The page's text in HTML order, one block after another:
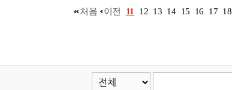
처음 이전 11 12 13 14 15 16 17 18